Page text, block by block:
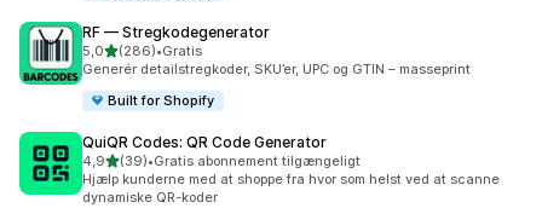
RF — Stregkodegenerator
5,0ud af 5 stjerner
(286)
286 anmeldelser i alt
•Gratis
Generér detailstregkoder, SKU’er, UPC og GTIN – masseprint
Built for Shopify
QuiQR Codes: QR Code Generator
4,9ud af 5 stjerner
(39)
39 anmeldelser i alt
•Gratis abonnement tilgængeligt
Hjælp kunderne med at shoppe fra hvor som helst ved at scanne
dynamiske QR-koder